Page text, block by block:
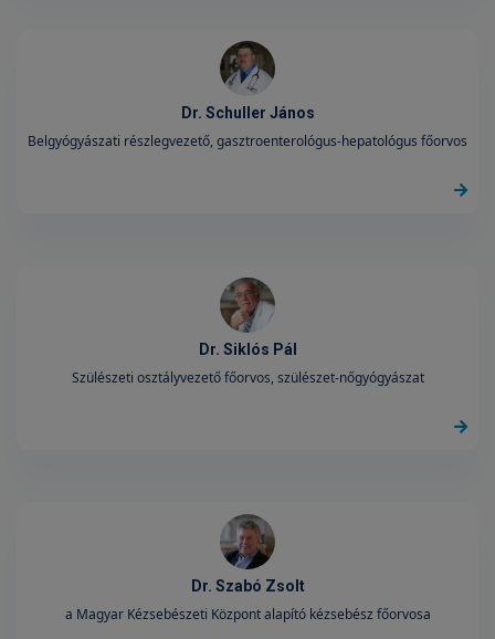
Dr. Schuller János
Belgyógyászati részlegvezető, gasztroenterológus-hepatológus főorvos
Dr. Siklós Pál
Szülészeti osztályvezető főorvos, szülészet-nőgyógyászat
Dr. Szabó Zsolt
a Magyar Kézsebészeti Központ alapító kézsebész főorvosa